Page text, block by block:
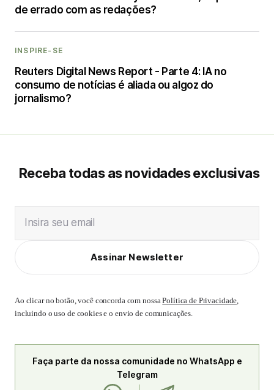
de errado com as redações?
INSPIRE-SE
Reuters Digital News Report - Parte 4: IA no
consumo de notícias é aliada ou algoz do
jornalismo?
Receba todas as novidades exclusivas
Insira seu email
Assinar Newsletter
Ao clicar no botão, você concorda com nossaPolítica de Privacidade,
incluindo o uso de cookies e o envio de comunicações.
Faça parte da nossa comunidade no WhatsApp e
Telegram